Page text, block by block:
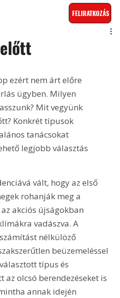
FELIRATKOZÁS
ezért nem árt előre
ügyben. Milyen
Mit vegyünk
Konkrét típusok
tanácsokat
legjobb választás
vált, hogy az első
rohanják meg a
akciós újságokban
vadászva. A
nélkülöző
beüzemeléssel
típus és
olcsó berendezéseket is
annak idején